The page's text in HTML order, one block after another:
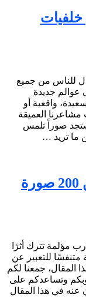
خلفيات
للناس من جميع
عوالم جديدة
واقعية أو
مشاعرنا العميقة
صوراً تلمس
ما تريد …
صور حزينة جدا 2024 – اكثر من 200 صورة
مؤلمة تترك أثرًا
للتعبير عن
المقال، جمعنا لكم
وتساعدكم على
عنه في هذا المقال